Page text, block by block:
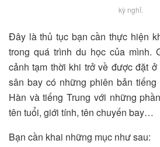
kỳ nghỉ.
Đây là thủ tục bạn cần thực hiện
trong quá trình du học của mình.
cảnh tạm thời khi trở về được đặt
sân bay có những phiên bản
Hàn và tiếng Trung với những
tên tuổi, giới tính, tên chuyến bay…
Bạn cần khai những mục như sau: